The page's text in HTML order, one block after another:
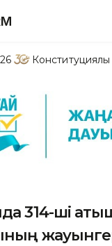
314-ші